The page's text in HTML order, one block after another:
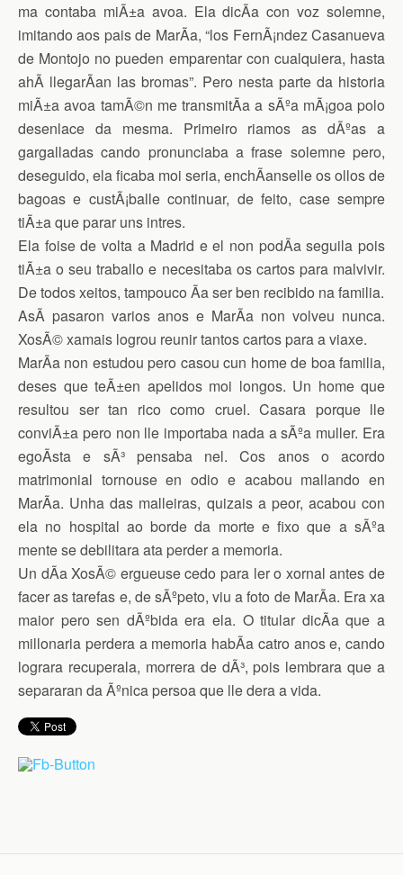
ma contaba miÃ±a avoa. Ela dicÃ­a con voz solemne,
imitando aos pais de MarÃ­a, “los FernÃ¡ndez Casanueva
de Montojo no pueden emparentar con cualquiera, hasta
ahÃ­ llegarÃ­an las bromas”. Pero nesta parte da historia
miÃ±a avoa tamÃ©n me transmitÃ­a a sÃºa mÃ¡goa polo
desenlace da mesma. Primeiro riamos as dÃºas a
gargalladas cando pronunciaba a frase solemne pero,
deseguido, ela ficaba moi seria, enchÃ­anselle os ollos de
bagoas e custÃ¡balle continuar, de feito, case sempre
tiÃ±a que parar uns intres.
Ela foise de volta a Madrid e el non podÃ­a seguila pois
tiÃ±a o seu traballo e necesitaba os cartos para malvivir.
De todos xeitos, tampouco Ã­a ser ben recibido na familia.
AsÃ­ pasaron varios anos e MarÃ­a non volveu nunca.
XosÃ© xamais logrou reunir tantos cartos para a viaxe.
MarÃ­a non estudou pero casou cun home de boa familia,
deses que teÃ±en apelidos moi longos. Un home que
resultou ser tan rico como cruel. Casara porque lle
conviÃ±a pero non lle importaba nada a sÃºa muller. Era
egoÃ­sta e sÃ³ pensaba nel. Cos anos o acordo
matrimonial tornouse en odio e acabou mallando en
MarÃ­a. Unha das malleiras, quizais a peor, acabou con
ela no hospital ao borde da morte e fixo que a sÃºa
mente se debilitara ata perder a memoria.
Un dÃ­a XosÃ© ergueuse cedo para ler o xornal antes de
facer as tarefas e, de sÃºpeto, viu a foto de MarÃ­a. Era xa
maior pero sen dÃºbida era ela. O titular dicÃ­a que a
millonaria perdera a memoria habÃ­a catro anos e, cando
lograra recuperala, morrera de dÃ³, pois lembrara que a
separaran da Ãºnica persoa que lle dera a vida.